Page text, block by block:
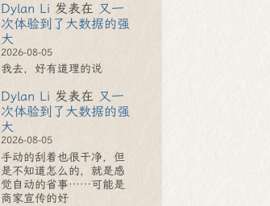
Dylan Li 发表在 又一
次体验到了大数据的强
大
2026-08-05
我去，好有道理的说
Dylan Li 发表在 又一
次体验到了大数据的强
大
2026-08-05
手动的刮着也很干净，但
是不知道怎么的，就是感
觉自动的省事……可能是
商家宣传的好